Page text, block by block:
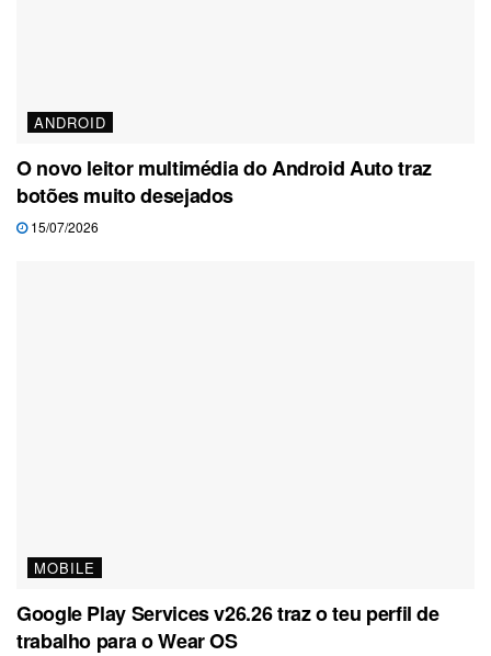
ANDROID
O novo leitor multimédia do Android Auto traz
botões muito desejados
15/07/2026
MOBILE
Google Play Services v26.26 traz o teu perfil de
trabalho para o Wear OS